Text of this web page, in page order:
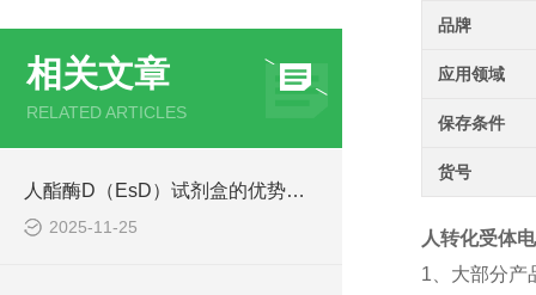
相关文章
RELATED ARTICLES
人酯酶D（EsD）试剂盒的优势主要体现在这些方面！
2025-11-25
品牌
应用领域
保存条件
货号
人转化受体
1、大部分产